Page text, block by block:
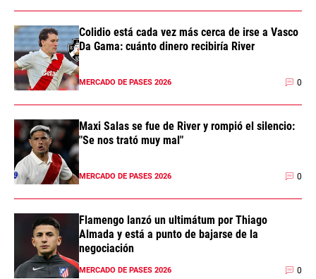
Colidio está cada vez más cerca de irse a Vasco
Da Gama: cuánto dinero recibiría River
MERCADO DE PASES 2026 0
Maxi Salas se fue de River y rompió el silencio:
"Se nos trató muy mal"
MERCADO DE PASES 2026 0
Flamengo lanzó un ultimátum por Thiago
Almada y está a punto de bajarse de la
negociación
MERCADO DE PASES 2026 0